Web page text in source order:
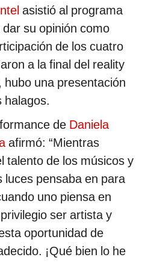
asistió al programa
su opinión como
de los cuatro
a la final del reality
una presentación
halagos.
de Daniela
afirmó: “Mientras
talento de los músicos y
luces pensaba en para
uno piensa en
ser artista y
oportunidad de
¡Qué bien lo he